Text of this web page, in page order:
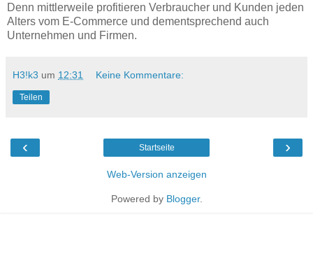
Denn mittlerweile profitieren Verbraucher und Kunden jeden
Alters vom E-Commerce und dementsprechend auch
Unternehmen und Firmen.
H3!k3 um 12:31 Keine Kommentare:
Teilen
‹ ›
Startseite
Web-Version anzeigen
Powered by Blogger.